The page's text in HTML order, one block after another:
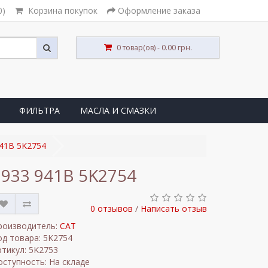
Корзина покупок Оформление заказа
0 товар(ов) - 0.00 грн.
ФИЛЬТРА МАСЛА И СМАЗКИ
5K2754
941B 5K2754
0 отзывов / Написать отзыв
CAT
товара: 5K2754
5K2753
На складе